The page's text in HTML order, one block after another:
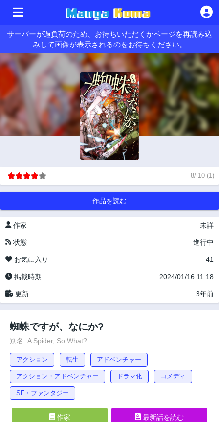
サーバーが過負荷のため、お待ちいただくかページを再読み込
みして画像が表示されるのをお待ちください。
8/ 10 (1)
作品を読む
作家 未詳
状態 進行中
お気に入り 41
掲載時期 2024/01/16 11:18
更新 3年前
蜘蛛ですが、なにか?
別名: A Spider, So What?
アクション 転生 アドベンチャー
アクション・アドベンチャー ドラマ化 コメディ
SF・ファンタジー
作家 最新話を読む